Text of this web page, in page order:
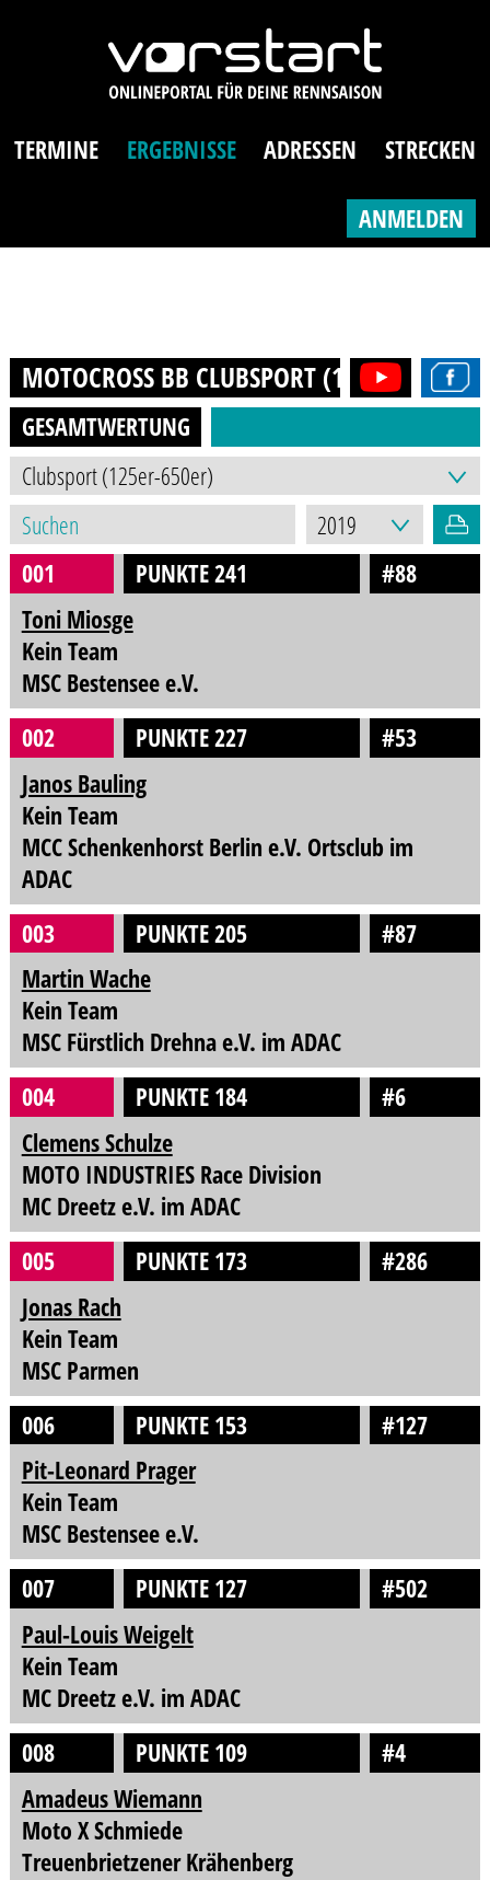
TERMINE ERGEBNISSE ADRESSEN STRECKEN
ANMELDEN
MOTOCROSS BB CLUBSPORT (125ER-650ER)
GESAMTWERTUNG
001 PUNKTE 241
#88
Toni Miosge
Kein Team
MSC Bestensee e.V.
002
PUNKTE 227
#53
Janos Bauling
Kein Team
MCC Schenkenhorst Berlin e.V. Ortsclub im
ADAC
003
PUNKTE 205
#87
Martin Wache
Kein Team
MSC Fürstlich Drehna e.V. im ADAC
004
PUNKTE 184
#6
Clemens Schulze
MOTO INDUSTRIES Race Division
MC Dreetz e.V. im ADAC
005
PUNKTE 173
#286
Jonas Rach
Kein Team
MSC Parmen
006
PUNKTE 153
#127
Pit-Leonard Prager
Kein Team
MSC Bestensee e.V.
007
PUNKTE 127
#502
Paul-Louis Weigelt
Kein Team
MC Dreetz e.V. im ADAC
008
PUNKTE 109
#4
Amadeus Wiemann
Moto X Schmiede
Treuenbrietzener Krähenberg